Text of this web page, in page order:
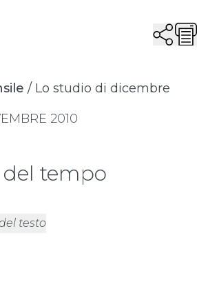
/ Lo studio di dicembre
2010
del tempo
testo